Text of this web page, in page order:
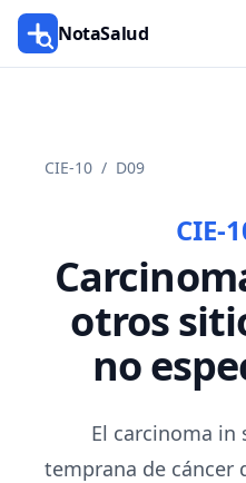
NotaSalud
CIE-10 / D09
CIE-
otros
no
El carcinoma in
temprana de cáncer